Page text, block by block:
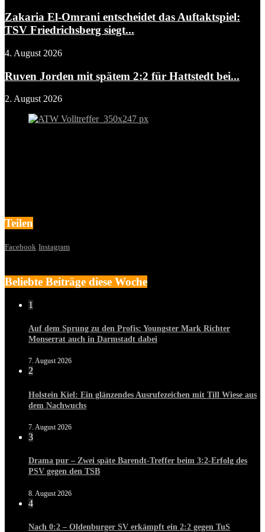
Zakaria El-Omrani entscheidet das Auftaktspiel:
TSV Friedrichsberg siegt...
4. August 2026
Ruven Jorden mit spätem 2:2 für Hattstedt bei...
2. August 2026
Teilen
Facebook Instagram
Beliebte Beiträge diese Woche
1
Auf dem Sprung zu den Profis: Youngster Mark Richter
Monserrat auch in Darmstadt dabei
7. August 2026
2
Holstein Kiel: Ein glänzendes Ausrufezeichen mit Till Wiese aus
dem Nachwuchs
7. August 2026
3
Drama pur – Zwei späte Barendt-Treffer beim 3:2-Erfolg des
PSV gegen den TSB
8. August 2026
4
Nach 0:2 – Oldenburger SV erkämpft ein 2:2 gegen TuS